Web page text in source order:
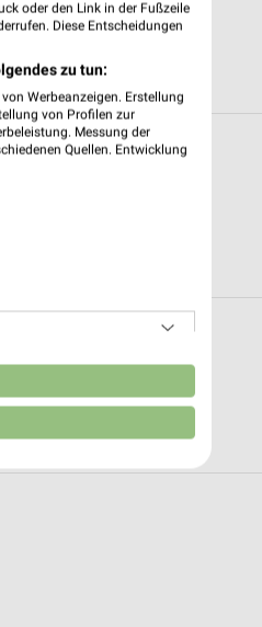
oder den Link in der Fußzeile
Diese Entscheidungen
zu tun:
Werbeanzeigen. Erstellung
von Profilen zur
Messung der
Quellen. Entwicklung